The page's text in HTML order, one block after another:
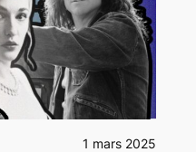
1 mars 2025